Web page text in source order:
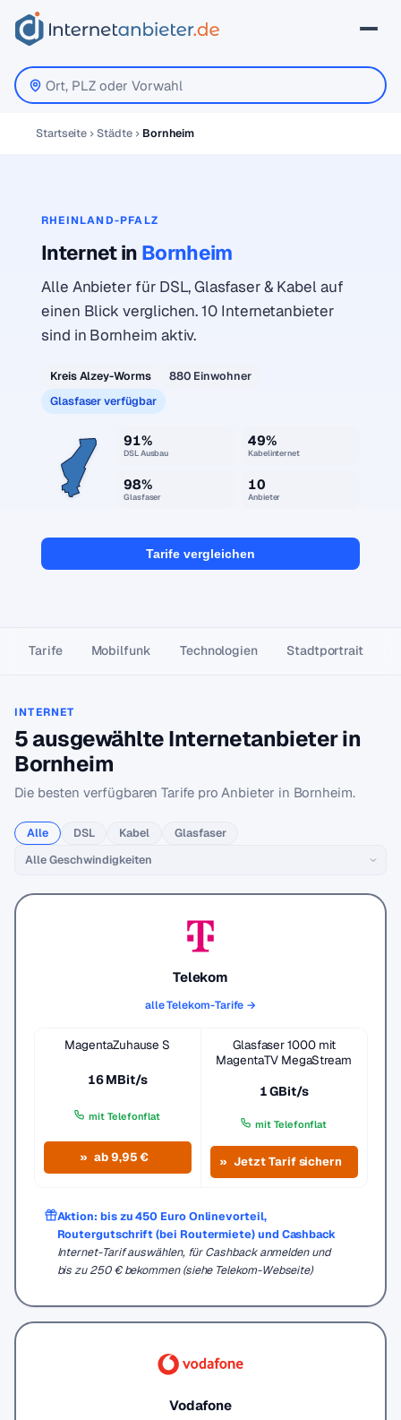
Startseite Städte Bornheim
RHEINLAND-PFALZ
Internet in Bornheim
Alle Anbieter für DSL, Glasfaser & Kabel auf
einen Blick verglichen. 10 Internetanbieter
sind in Bornheim aktiv.
Kreis Alzey-Worms
880 Einwohner
Glasfaser verfügbar
91%
DSL Ausbau
49%
Kabelinternet
98%
Glasfaser
10
Anbieter
Tarife vergleichen
Tarife Mobilfunk Technologien Stadtportrait
INTERNET
5 ausgewählte Internetanbieter in
Bornheim
Die besten verfügbaren Tarife pro Anbieter in Bornheim.
Alle DSL Kabel Glasfaser
Telekom
alle Telekom-Tarife →
MagentaZuhause S
16 MBit/s
mit Telefonflat
ab 9,95 €
Glasfaser 1000 mit
MagentaTV MegaStream
1 GBit/s
mit Telefonflat
Jetzt Tarif sichern
Aktion: bis zu 450 Euro Onlinevorteil,
Routergutschrift (bei Routermiete) und Cashback
Internet-Tarif auswählen, für Cashback anmelden und
bis zu 250 € bekommen (siehe Telekom-Webseite)
Vodafone